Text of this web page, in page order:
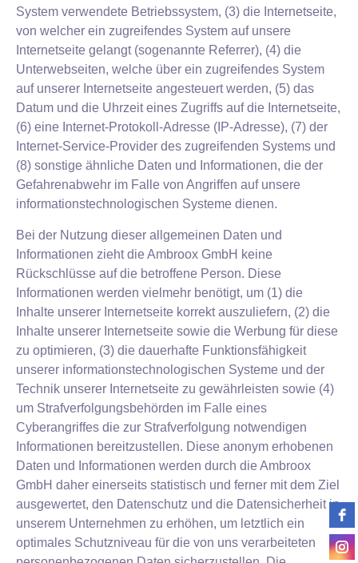
System verwendete Betriebssystem, (3) die Internetseite,
von welcher ein zugreifendes System auf unsere
Internetseite gelangt (sogenannte Referrer), (4) die
Unterwebseiten, welche über ein zugreifendes System
auf unserer Internetseite angesteuert werden, (5) das
Datum und die Uhrzeit eines Zugriffs auf die Internetseite,
(6) eine Internet-Protokoll-Adresse (IP-Adresse), (7) der
Internet-Service-Provider des zugreifenden Systems und
(8) sonstige ähnliche Daten und Informationen, die der
Gefahrenabwehr im Falle von Angriffen auf unsere
informationstechnologischen Systeme dienen.
Bei der Nutzung dieser allgemeinen Daten und
Informationen zieht die Ambroox GmbH keine
Rückschlüsse auf die betroffene Person. Diese
Informationen werden vielmehr benötigt, um (1) die
Inhalte unserer Internetseite korrekt auszuliefern, (2) die
Inhalte unserer Internetseite sowie die Werbung für diese
zu optimieren, (3) die dauerhafte Funktionsfähigkeit
unserer informationstechnologischen Systeme und der
Technik unserer Internetseite zu gewährleisten sowie (4)
um Strafverfolgungsbehörden im Falle eines
Cyberangriffes die zur Strafverfolgung notwendigen
Informationen bereitzustellen. Diese anonym erhobenen
Daten und Informationen werden durch die Ambroox
GmbH daher einerseits statistisch und ferner mit dem Ziel
ausgewertet, den Datenschutz und die Datensicherheit in
unserem Unternehmen zu erhöhen, um letztlich ein
optimales Schutzniveau für die von uns verarbeiteten